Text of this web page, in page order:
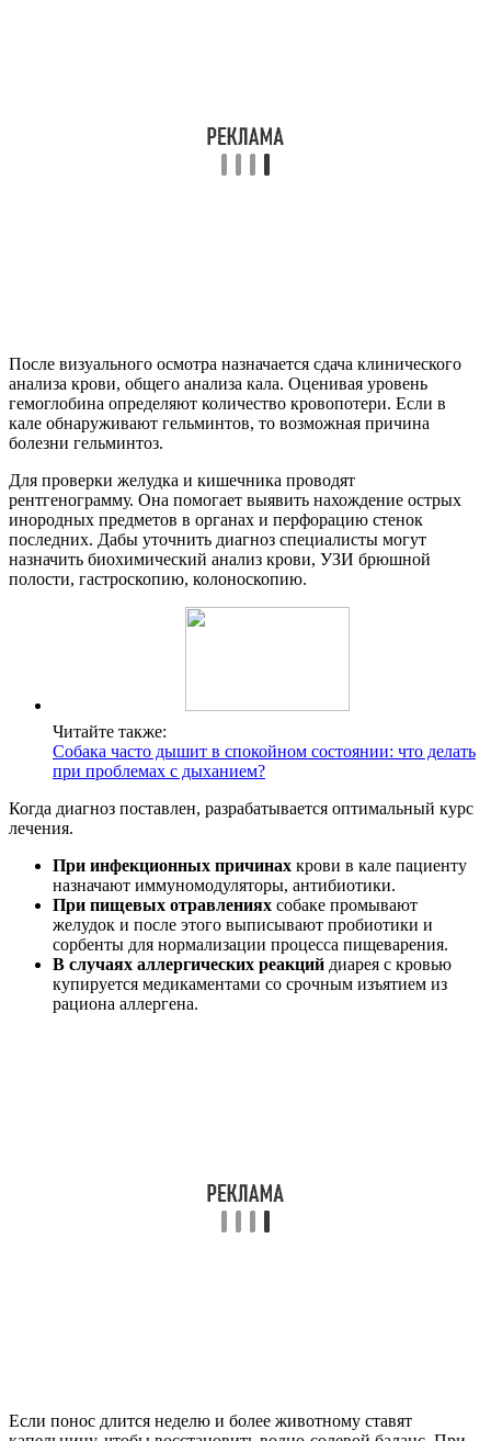
После визуального осмотра назначается сдача клинического
анализа крови, общего анализа кала. Оценивая уровень
гемоглобина определяют количество кровопотери. Если в
кале обнаруживают гельминтов, то возможная причина
болезни гельминтоз.
Для проверки желудка и кишечника проводят
рентгенограмму. Она помогает выявить нахождение острых
инородных предметов в органах и перфорацию стенок
последних. Дабы уточнить диагноз специалисты могут
назначить биохимический анализ крови, УЗИ брюшной
полости, гастроскопию, колоноскопию.
Читайте также:
Собака часто дышит в спокойном состоянии: что делать
при проблемах с дыханием?
Когда диагноз поставлен, разрабатывается оптимальный курс
лечения.
При инфекционных причинах крови в кале пациенту
назначают иммуномодуляторы, антибиотики.
При пищевых отравлениях собаке промывают
желудок и после этого выписывают пробиотики и
сорбенты для нормализации процесса пищеварения.
В случаях аллергических реакций диарея с кровью
купируется медикаментами со срочным изъятием из
рациона аллергена.
Если понос длится неделю и более животному ставят